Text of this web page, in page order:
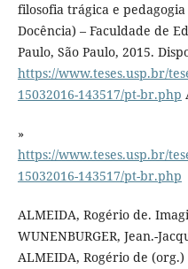
filosofia trágica e
Docência) – Faculdade de
Paulo, São Paulo, 2015.
https://www.teses.usp.br/
15032016-143517/pt-br.php
»
https://www.teses.usp.br/
15032016-143517/pt-br.php
ALMEIDA, Rogério de.
WUNENBURGER, Jean.-
ALMEIDA, Rogério de